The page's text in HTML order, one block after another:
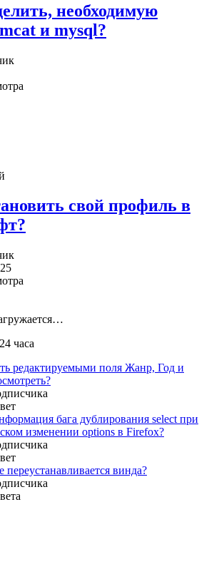
необходимую
и mysql?
свой профиль в
часа
редактируемыми поля Жанр, Год и
бага дублирования select при
изменении options в Firefox?
переустанавливается винда?